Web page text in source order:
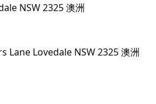
NSW 2325 澳洲